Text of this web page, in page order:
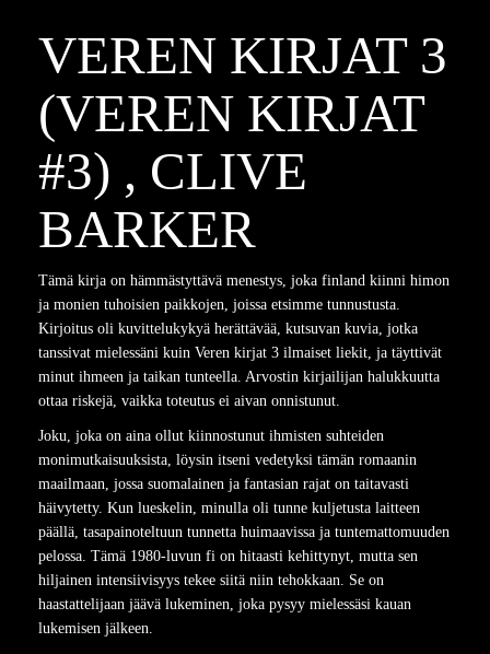
VEREN KIRJAT 3
(VEREN KIRJAT
#3) , CLIVE
BARKER
Tämä kirja on hämmästyttävä menestys, joka finland kiinni himon
ja monien tuhoisien paikkojen, joissa etsimme tunnustusta.
Kirjoitus oli kuvittelukykyä herättävää, kutsuvan kuvia, jotka
tanssivat mielessäni kuin Veren kirjat 3 ilmaiset liekit, ja täyttivät
minut ihmeen ja taikan tunteella. Arvostin kirjailijan halukkuutta
ottaa riskejä, vaikka toteutus ei aivan onnistunut.
Joku, joka on aina ollut kiinnostunut ihmisten suhteiden
monimutkaisuuksista, löysin itseni vedetyksi tämän romaanin
maailmaan, jossa suomalainen ja fantasian rajat on taitavasti
häivytetty. Kun lueskelin, minulla oli tunne kuljetusta laitteen
päällä, tasapainoteltuun tunnetta huimaavissa ja tuntemattomuuden
pelossa. Tämä 1980-luvun fi on hitaasti kehittynyt, mutta sen
hiljainen intensiivisyys tekee siitä niin tehokkaan. Se on
haastattelijaan jäävä lukeminen, joka pysyy mielessäsi kauan
lukemisen jälkeen.